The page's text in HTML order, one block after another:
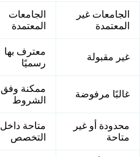
الجامعات غير
المعتمدة
الجامعات
المعتمدة
غير مقبولة
معترف بها
رسميًا
غالبًا مرفوضة
ممكنة وفق
الشروط
محدودة أو غير
متاحة
متاحة داخل
التخصص